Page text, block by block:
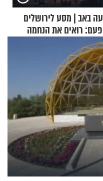
באב | מסע לירושלים
רואים את הנחמה